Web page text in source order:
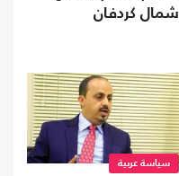
شمال كردفان
سياسة عربية